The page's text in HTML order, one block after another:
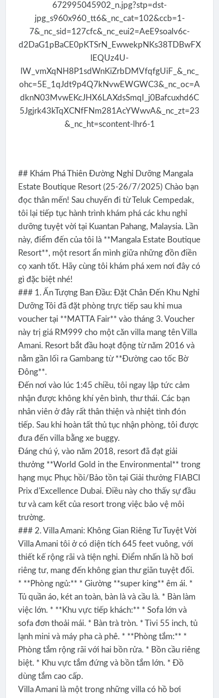
## Khám Phá Thiên Đường Nghỉ Dưỡng Mangala
Estate Boutique Resort (25-26/7/2025) Chào bạn
đọc thân mến! Sau chuyến đi từ Teluk Cempedak,
tôi lại tiếp tục hành trình khám phá các khu nghỉ
dưỡng tuyệt vời tại Kuantan Pahang, Malaysia. Lần
này, điểm đến của tôi là **Mangala Estate Boutique
Resort**, một resort ẩn mình giữa những đồn điền
cọ xanh tốt. Hãy cùng tôi khám phá xem nơi đây có
gì đặc biệt nhé!
### 1. Ấn Tượng Ban Đầu: Đặt Chân Đến Khu Nghỉ
Dưỡng Tôi đã đặt phòng trực tiếp sau khi mua
voucher tại **MATTA Fair** vào tháng 3. Voucher
này trị giá RM999 cho một căn villa mang tên Villa
Amani. Resort bắt đầu hoạt động từ năm 2016 và
nằm gần lối ra Gambang từ **Đường cao tốc Bờ
Đông**.
Đến nơi vào lúc 1:45 chiều, tôi ngay lập tức cảm
nhận được không khí yên bình, thư thái. Các bạn
nhân viên ở đây rất thân thiện và nhiệt tình đón
tiếp. Sau khi hoàn tất thủ tục nhận phòng, tôi được
đưa đến villa bằng xe buggy.
Đáng chú ý, vào năm 2018, resort đã đạt giải
thưởng **World Gold in the Environmental** trong
hạng mục Phục hồi/Bảo tồn tại Giải thưởng FIABCI
Prix d'Excellence Dubai. Điều này cho thấy sự đầu
tư và cam kết của resort trong việc bảo vệ môi
trường.
### 2. Villa Amani: Không Gian Riêng Tư Tuyệt Vời
Villa Amani tôi ở có diện tích 645 feet vuông, với
thiết kế rộng rãi và tiện nghi. Điểm nhấn là hồ bơi
riêng tư, mang đến không gian thư giãn tuyệt đối.
* **Phòng ngủ:** * Giường **super king** êm ái. *
Tủ quần áo, két an toàn, bàn là và cầu là. * Bàn làm
việc lớn. * **Khu vực tiếp khách:** * Sofa lớn và
sofa đơn thoải mái. * Bàn trà tròn. * Tivi 55 inch, tủ
lạnh mini và máy pha cà phê. * **Phòng tắm:** *
Phòng tắm rộng rãi với hai bồn rửa. * Bồn cầu riêng
biệt. * Khu vực tắm đứng và bồn tắm lớn. * Đồ
dùng tắm cao cấp.
Villa Amani là một trong những villa có hồ bơi